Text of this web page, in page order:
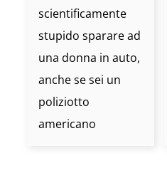
scientificamente
stupido sparare ad
una donna in auto,
anche se sei un
poliziotto
americano